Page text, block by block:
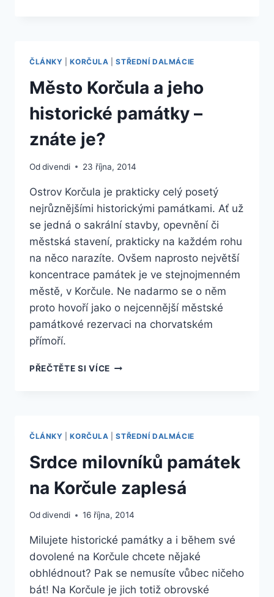
KORČULA?
LETOS
TO
BOHUŽEL
NEPŮJDE!
ČLÁNKY |KORČULA |STŘEDNÍ DALMÁCIE
Město Korčula a jeho
historické památky –
znáte je?
Oddivendi 23 října, 2014
Ostrov Korčula je prakticky celý posetý
nejrůznějšími historickými památkami. Ať už
se jedná o sakrální stavby, opevnění či
městská stavení, prakticky na každém rohu
na něco narazíte. Ovšem naprosto největší
koncentrace památek je ve stejnojmenném
městě, v Korčule. Ne nadarmo se o něm
proto hovoří jako o nejcennější městské
památkové rezervaci na chorvatském
přímoří.
PŘEČTĚTE SI VÍCEMĚSTO
PAMÁTKY
–
ZNÁTE
JE?
ČLÁNKY |KORČULA |STŘEDNÍ DALMÁCIE
Srdce milovníků památek
na Korčule zaplesá
Oddivendi 16 října, 2014
Milujete historické památky a i během své
dovolené na Korčule chcete nějaké
obhlédnout? Pak se nemusíte vůbec ničeho
bát! Na Korčule je jich totiž obrovské